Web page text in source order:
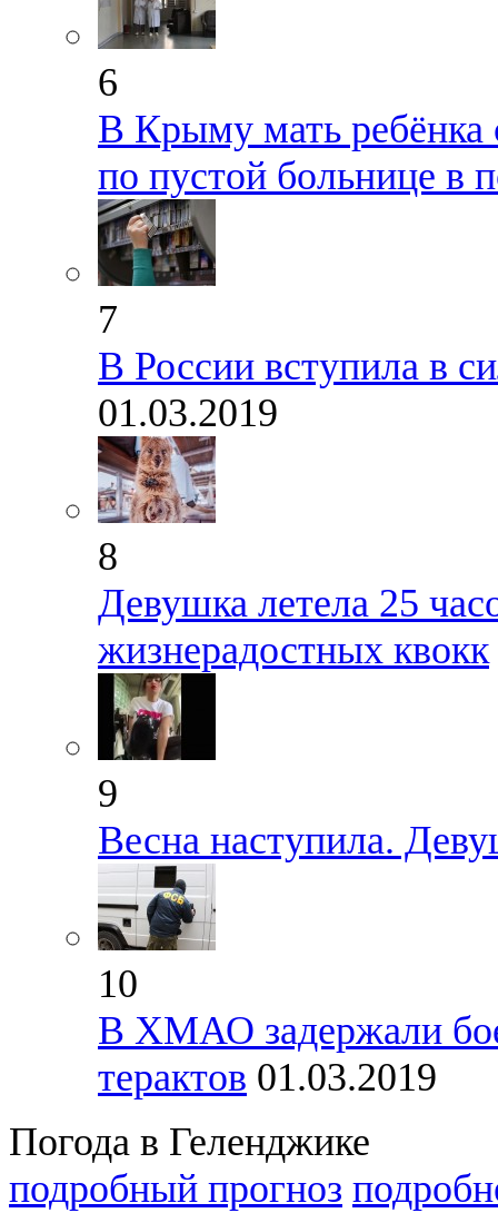
6
В Крыму мать ребёнка
по пустой больнице в
7
В России вступила в
01.03.2019
8
Девушка летела 25
жизнерадостных квокк
9
Весна наступила.
10
В ХМАО задержали
терактов 01.03.2019
Погода в Геленджике
подробный прогноз